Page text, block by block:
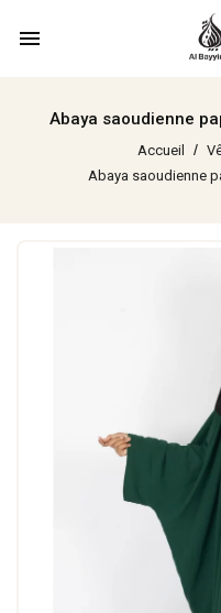
menu
Abaya saoudienne
Accueil
Abaya saoudienne